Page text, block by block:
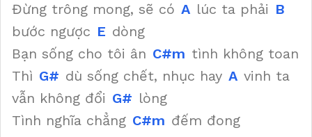
Đừng trông mong, sẽ có A lúc ta phải B
bước ngược E dòng
Bạn sống cho tôi ân C#m tình không toan
Thì G# dù sống chết, nhục hay A vinh ta
vẫn không đổi G# lòng
Tình nghĩa chẳng C#m đếm đong